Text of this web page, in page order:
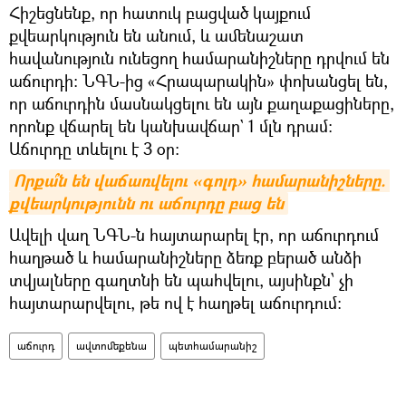
Հիշեցնենք, որ հատուկ բացված կայքում
քվեարկություն են անում, և ամենաշատ
հավանություն ունեցող համարանիշները դրվում են
աճուրդի։ ՆԳՆ-ից «Հրապարակին» փոխանցել են,
որ աճուրդին մասնակցելու են այն քաղաքացիները,
որոնք վճարել են կանխավճար` 1 մլն դրամ։
Աճուրդը տևելու է 3 օր։
Որքա՞ն են վաճառվելու «գոլդ» համարանիշները.
քվեարկությունն ու աճուրդը բաց են
Ավելի վաղ ՆԳՆ-ն հայտարարել էր, որ աճուրդում
հաղթած և համարանիշները ձեռք բերած անձի
տվյալները գաղտնի են պահվելու, այսինքն՝ չի
հայտարարվելու, թե ով է հաղթել աճուրդում։
աճուրդ ավտոմեքենա պետհամարանիշ